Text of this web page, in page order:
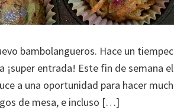
bambolangueros. Hace un
¡super entrada! Este fin de semana
a una oportunidad para hacer
de mesa, e incluso […]